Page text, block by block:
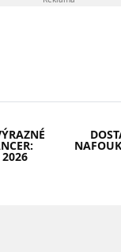
2026